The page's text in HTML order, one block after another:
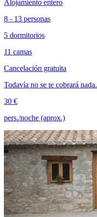
Alojamiento entero
8 - 13 personas
5 dormitorios
11 camas
Cancelación gratuita
Todavía no se te cobrará nada.
30 €
pers./noche (aprox.)